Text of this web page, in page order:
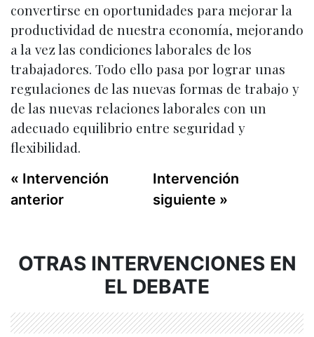
convertirse en oportunidades para mejorar la
productividad de nuestra economía, mejorando
a la vez las condiciones laborales de los
trabajadores. Todo ello pasa por lograr unas
regulaciones de las nuevas formas de trabajo y
de las nuevas relaciones laborales con un
adecuado equilibrio entre seguridad y
flexibilidad.
« Intervención
anterior
Intervención
siguiente »
OTRAS INTERVENCIONES EN
EL DEBATE